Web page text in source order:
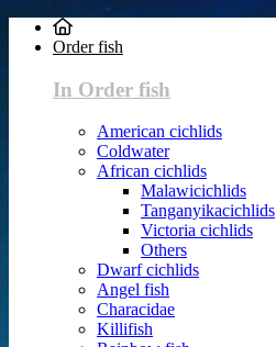
Order fish
In Order fish
American cichlids
Coldwater
African cichlids
Malawicichlids
Tanganyikacichlids
Victoria cichlids
Others
Dwarf cichlids
Angel fish
Characidae
Killifish